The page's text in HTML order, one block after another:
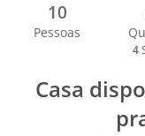
10
Pessoas
4
Casa